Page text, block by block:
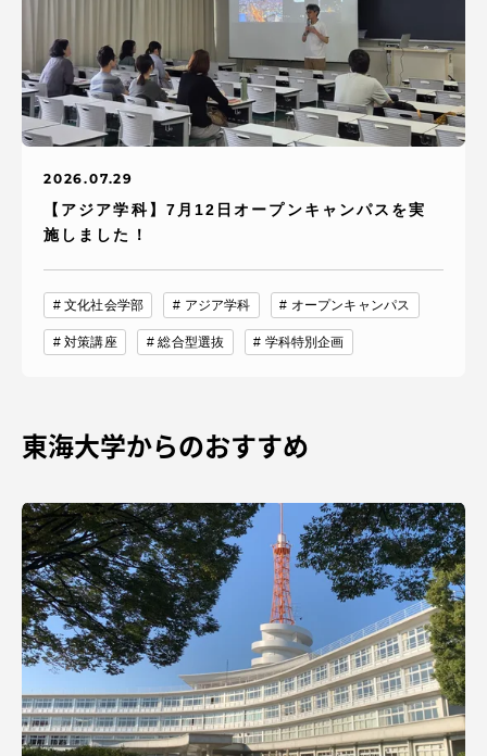
2026.07.29
【アジア学科】7月12日オープンキャンパスを実
施しました！
文化社会学部 アジア学科 オープンキャンパス
対策講座 総合型選抜 学科特別企画
東海大学からのおすすめ